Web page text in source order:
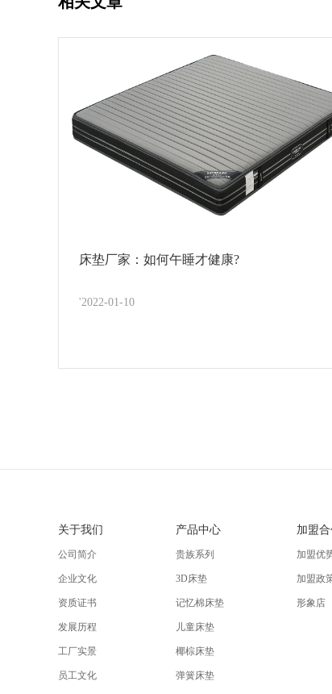
床垫厂家：如何午睡才健康?
'2022-01-10
关于我们
公司简介
企业文化
资质证书
发展历程
工厂实景
员工文化
产品中心
贵族系列
3D床垫
记忆棉床垫
儿童床垫
椰棕床垫
弹簧床垫
加盟
加盟优
加盟政
形象店